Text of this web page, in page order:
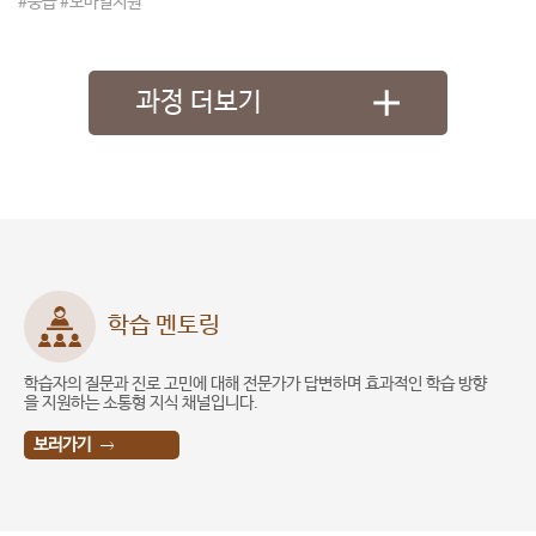
과정 더보기
학습 멘토링
학습자의 질문과 진로 고민에 대해 전문가가 답변하며 효과적인 학습 방향
을 지원하는 소통형 지식 채널입니다.
보러가기